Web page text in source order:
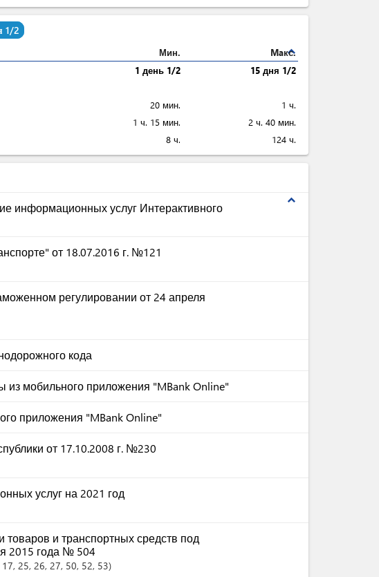
1/2
expand_less
Мин.
Maкс.
1 день 1/2
15 дня 1/2
20 мин.
1 ч.
1 ч. 15 мин.
2 ч. 40 мин.
8 ч. 124 ч.
expand_less
информационных услуг Интерактивного
от 18.07.2016 г. №121
регулировании от 24 апреля
кода
из мобильного приложения "MBank Online"
приложения "MBank Online"
от 17.10.2008 г. №230
услуг на 2021 год
и транспортных средств под
2015 года № 504
17, 25, 26, 27, 50, 52, 53